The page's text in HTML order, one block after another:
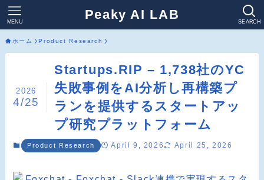
Peaky AI LAB SEARCH
MENU
ホーム Product Research
Startups.RIP – 1,738社のYC
失敗事例をAI分析し再構築プ
ランを提供するスタートアッ
プ研究プラットフォーム
2026
4/25
Product Research April 9, 2026 April 25, 2026